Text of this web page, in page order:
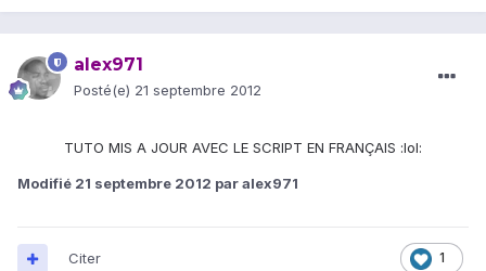
alex971
Posté(e) 21 septembre 2012
TUTO MIS A JOUR AVEC LE SCRIPT EN FRANÇAIS :lol:
Modifié 21 septembre 2012 par alex971
1
Citer